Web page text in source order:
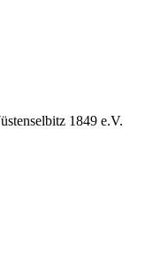
1849 e.V.